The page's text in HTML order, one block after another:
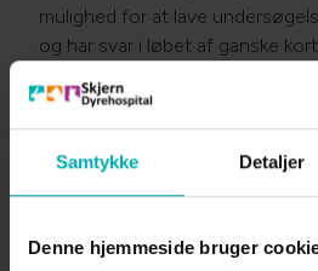
Samtykke Detaljer
Denne hjemmeside bruger
mulighed for at lave
og har svar i løbet af ganske
bl.a. om sygdomme såsom
leverlidelser, blodprocent og
Vi anbefaler også at vores
dyret bedøves. Ved